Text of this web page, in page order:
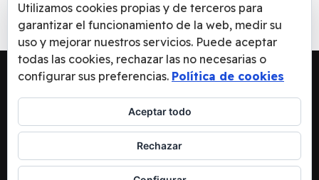
MÚSICA–CONCIERTOS–MOMENTS
Utilizamos cookies propias y de terceros para
garantizar el funcionamiento de la web, medir su
uso y mejorar nuestros servicios. Puede aceptar
todas las cookies, rechazar las no necesarias o
configurar sus preferencias. Política de cookies
Aceptar todo
Rechazar